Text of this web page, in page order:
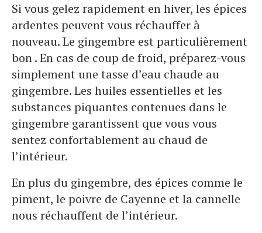
Si vous gelez rapidement en hiver, les épices
ardentes peuvent vous réchauffer à
nouveau. Le gingembre est particulièrement
bon . En cas de coup de froid, préparez-vous
simplement une tasse d’eau chaude au
gingembre. Les huiles essentielles et les
substances piquantes contenues dans le
gingembre garantissent que vous vous
sentez confortablement au chaud de
l’intérieur.
En plus du gingembre, des épices comme le
piment, le poivre de Cayenne et la cannelle
nous réchauffent de l’intérieur.